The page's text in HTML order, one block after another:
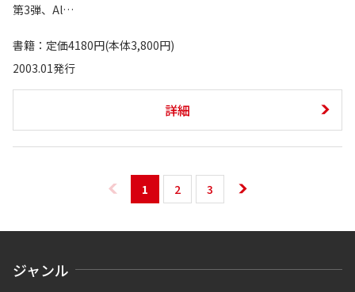
第3弾、Al…
書籍：定価4180円(本体3,800円)
2003.01発行
詳細
1 2 3
ジャンル